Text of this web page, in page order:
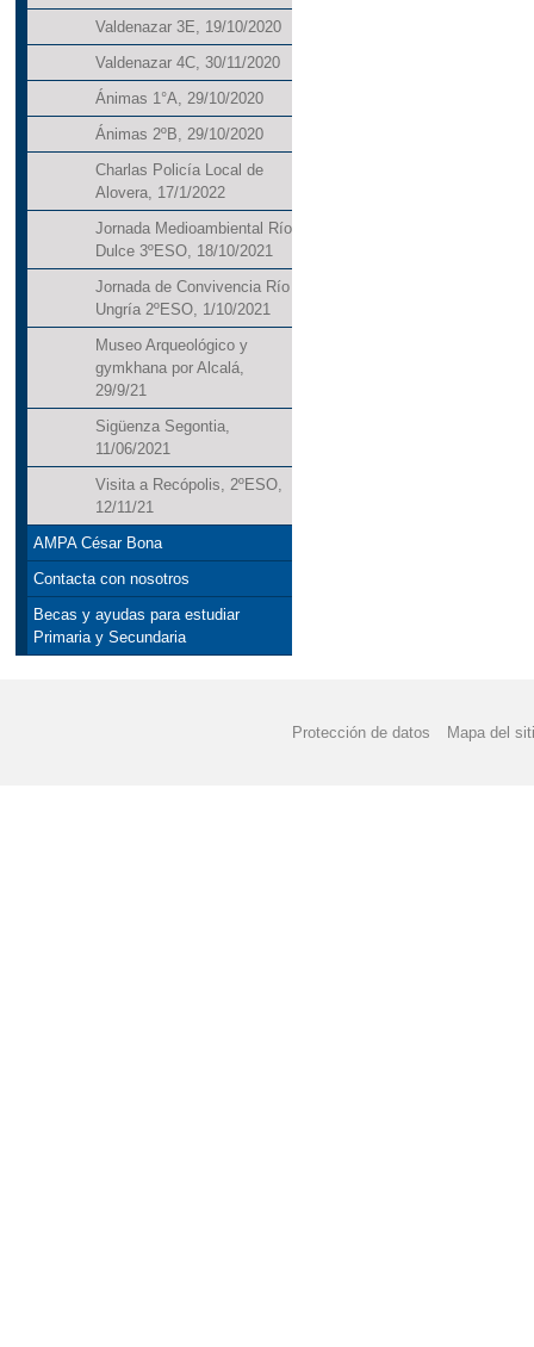
Valdenazar 3E, 19/10/2020
Valdenazar 4C, 30/11/2020
Ánimas 1°A, 29/10/2020
Ánimas 2ºB, 29/10/2020
Charlas Policía Local de
Alovera, 17/1/2022
Jornada Medioambiental Río
Dulce 3ºESO, 18/10/2021
Jornada de Convivencia Río
Ungría 2ºESO, 1/10/2021
Museo Arqueológico y
gymkhana por Alcalá,
29/9/21
Sigüenza Segontia,
11/06/2021
Visita a Recópolis, 2ºESO,
12/11/21
AMPA César Bona
Contacta con nosotros
Becas y ayudas para estudiar
Primaria y Secundaria
Protección de datos Mapa del